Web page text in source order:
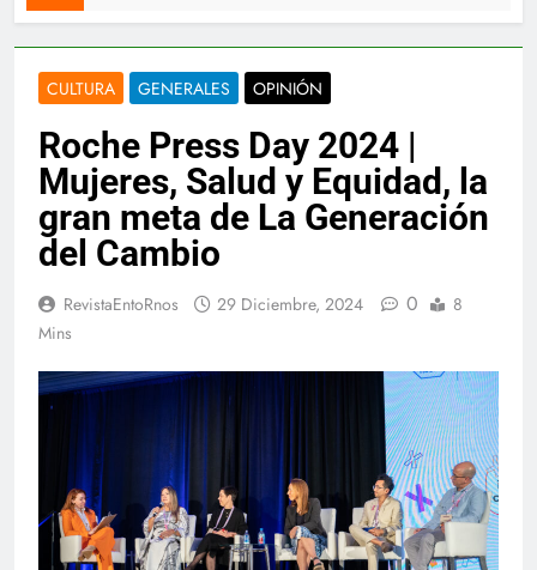
CULTURA GENERALES OPINIÓN
Roche Press Day 2024 |
Mujeres, Salud y Equidad, la
gran meta de La Generación
del Cambio
RevistaEntoRnos 29 Diciembre, 2024 0
8
Mins